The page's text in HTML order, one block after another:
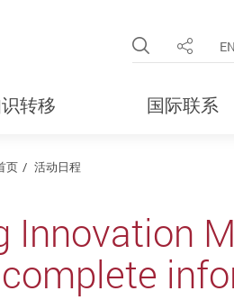
Open
分享 EN
转移 国际联系
页 活动日程
Innovation